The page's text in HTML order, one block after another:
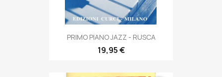
PRIMO PIANO JAZZ - RUSCA
19,95 €